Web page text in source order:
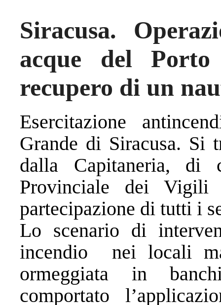
Siracusa.
acque del
recupero di un
Esercitazione
Grande di Siracusa. Si
dalla Capitaneria,
Provinciale dei
partecipazione di tutti i
Lo scenario di
incendio nei locali
ormeggiata in
comportato